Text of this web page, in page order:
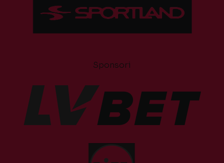
Sponsori